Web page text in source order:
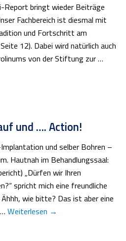
Report bringt wieder Beiträge
Fachbereich ist diesmal mit
und Fortschritt am
12). Dabei wird natürlich auch
von der Stiftung zur …
und …. Action!
und selber Bohren –
Hautnah im Behandlungssaal:
„Dürfen wir Ihren
spricht mich eine freundliche
wie bitte? Das ist aber eine
Weiterlesen →